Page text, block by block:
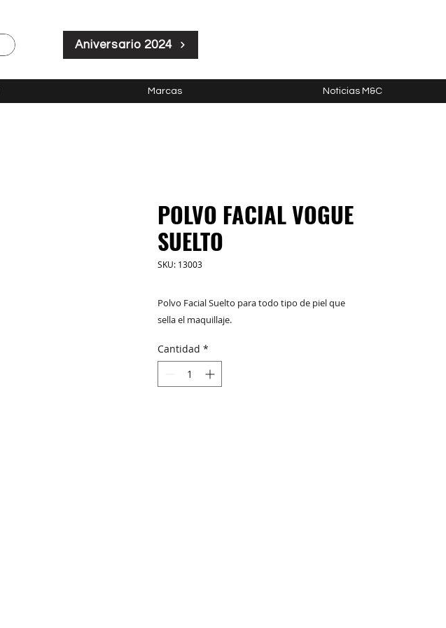
Aniversario 2024
Marcas Noticias M&C
POLVO FACIAL VOGUE
SUELTO
SKU: 13003
Polvo Facial Suelto para todo tipo de piel que
sella el maquillaje.
Cantidad *